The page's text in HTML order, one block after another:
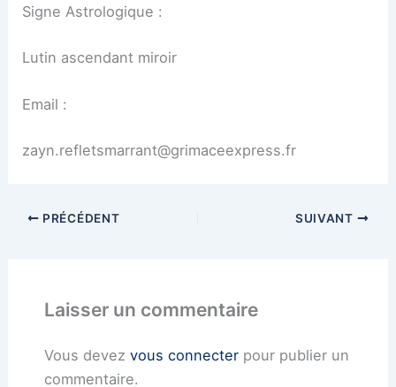
Signe Astrologique :
Lutin ascendant miroir
Email :
zayn.refletsmarrant@grimaceexpress.fr
PRÉCÉDENT SUIVANT
Laisser un commentaire
Vous devez vous connecterpour publier un
commentaire.